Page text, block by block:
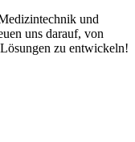
und
uns darauf, von
zu entwickeln!